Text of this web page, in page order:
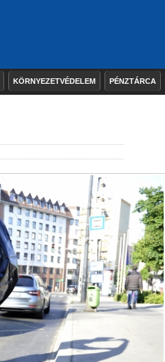
KÖRNYEZETVÉDELEM PÉNZTÁRCA